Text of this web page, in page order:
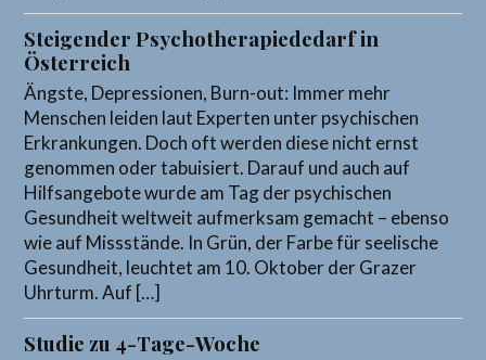
Steigender Psychotherapiededarf in
Österreich
Ängste, Depressionen, Burn-out: Immer mehr
Menschen leiden laut Experten unter psychischen
Erkrankungen. Doch oft werden diese nicht ernst
genommen oder tabuisiert. Darauf und auch auf
Hilfsangebote wurde am Tag der psychischen
Gesundheit weltweit aufmerksam gemacht – ebenso
wie auf Missstände. In Grün, der Farbe für seelische
Gesundheit, leuchtet am 10. Oktober der Grazer
Uhrturm. Auf […]
Studie zu 4-Tage-Woche